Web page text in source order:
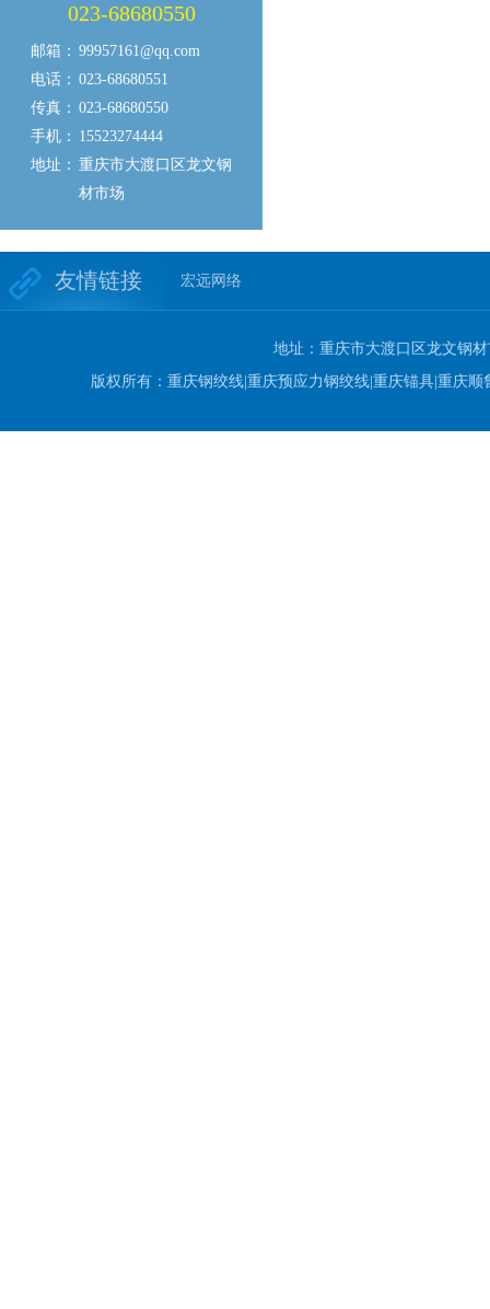
023-68680550
邮箱： 99957161@qq.com
电话： 023-68680551
传真： 023-68680550
手机： 15523274444
地址： 重庆市大渡口区龙文钢
材市场
友情链接 宏远网络
地址：重庆市大渡口区龙文钢
版权所有：重庆钢绞线|重庆预应力钢绞线|重庆锚具|重庆